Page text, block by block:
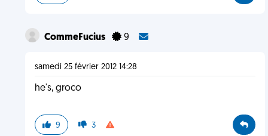
CommeFucius 9
samedi 25 février 2012 14:28
he's, groco
9 3